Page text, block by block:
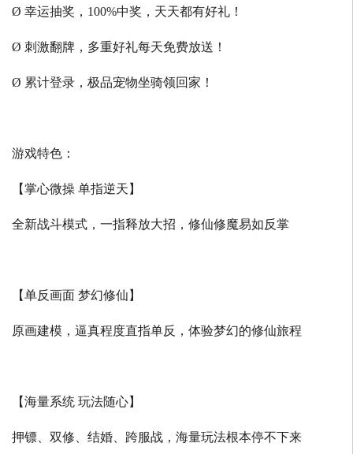
Ø 幸运抽奖，100%中奖，天天都有好礼！
Ø 刺激翻牌，多重好礼每天免费放送！
Ø 累计登录，极品宠物坐骑领回家！
游戏特色：
【掌心微操 单指逆天】
全新战斗模式，一指释放大招，修仙修魔易如反掌
【单反画面 梦幻修仙】
原画建模，逼真程度直指单反，体验梦幻的修仙旅程
【海量系统 玩法随心】
押镖、双修、结婚、跨服战，海量玩法根本停不下来